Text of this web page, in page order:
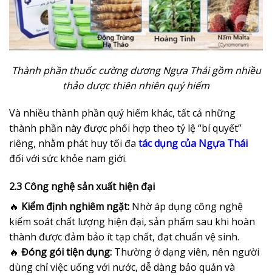
Thành phần thuốc cường dương Ngựa Thái gồm nhiều
thảo dược thiên nhiên quý hiếm
Và nhiều thành phần quý hiếm khác, tất cả những
thành phần này được phối hợp theo tỷ lệ “bí quyết”
riêng, nhằm phát huy tối đa tác dụng của Ngựa Thái
đối với sức khỏe nam giới.
2.3 Công nghệ sản xuất hiện đại
🔥 Kiểm định nghiêm ngặt: Nhờ áp dụng công nghệ
kiểm soát chất lượng hiện đại, sản phẩm sau khi hoàn
thành được đảm bảo ít tạp chất, đạt chuẩn vệ sinh.
🔥 Đóng gói tiện dụng: Thường ở dạng viên, nên người
dùng chỉ việc uống với nước, dễ dàng bảo quản và